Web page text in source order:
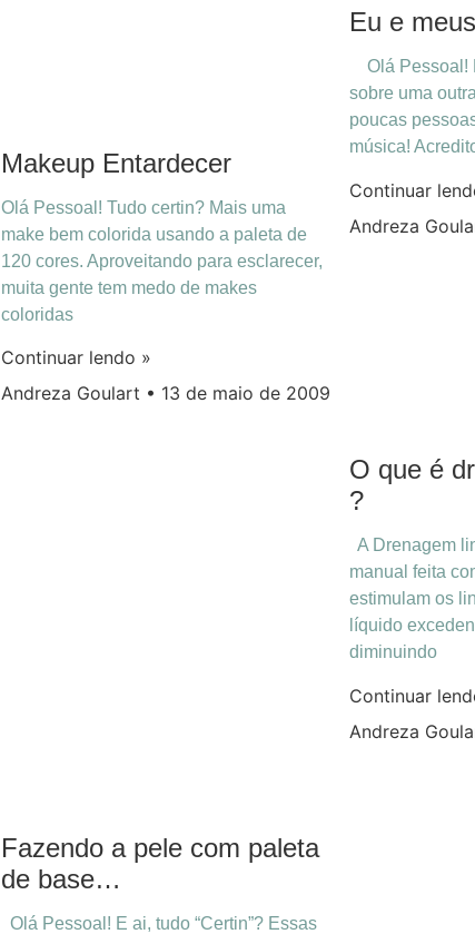
Makeup Entardecer
Olá Pessoal! Tudo certin? Mais uma
make bem colorida usando a paleta de
120 cores. Aproveitando para esclarecer,
muita gente tem medo de makes
coloridas
Continuar lendo »
Andreza Goulart
13 de maio de 2009
Eu e
Olá Pessoal!
sobre uma
poucas
música!
Continuar
Andreza
Fazendo a pele com paleta
de base…
Olá Pessoal! E ai, tudo “Certin”? Essas
O que é
?
A Drenagem
manual feita
estimulam os
líquido
diminuindo
Continuar
Andreza